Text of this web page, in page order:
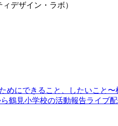
デザイン・ラボ）
めにできること、したいこと
ら鶴見小学校の活動報告ライ